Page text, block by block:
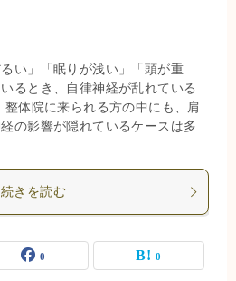
い」「眠りが浅い」「頭が重
るとき、自律神経が乱れている
体院に来られる方の中にも、肩
の影響が隠れているケースは多
続きを読む
0 0